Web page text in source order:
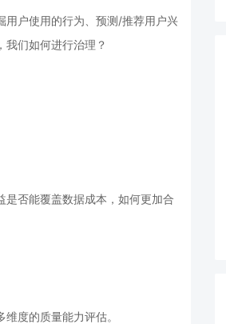
用户使用的行为、预测/推荐用户兴
我们如何进行治理？
否能覆盖数据成本，如何更加合
度的质量能力评估。